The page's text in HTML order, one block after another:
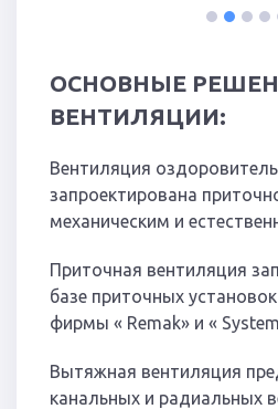
1 2 3 4
ОСНОВНЫЕ
ВЕНТИЛЯЦИИ:
Вентиляция
запроектирована
механическим и
Приточная вентиляция
базе приточных
фирмы « Remak» и «
Вытяжная вентиляция
канальных и радиальных